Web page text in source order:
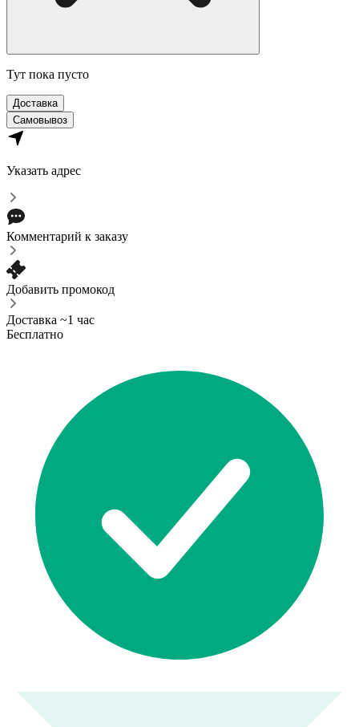
Тут пока пусто
Доставка
Самовывоз
Указать адрес
Комментарий к заказу
Добавить промокод
Доставка ~1 час
Бесплатно